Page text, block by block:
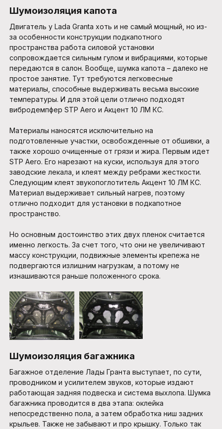
Шумоизоляция капота
Двигатель у Lada Granta хоть и не самый мощный, но из-
за особенности конструкции подкапотного
пространства работа силовой установки
сопровождается сильным гулом и вибрациями, которые
передаются в салон. Вообще, шумка капота – далеко не
простое занятие. Тут требуются легковесные
материалы, способные выдерживать весьма высокие
температуры. И для этой цели отлично подходят
вибродемпфер STP Aero и Акцент 10 ЛМ КС.
Материалы наносятся исключительно на
подготовленные участки, освобожденные от обшивки, а
также хорошо очищенные от грязи и жира. Первым идет
STP Aero. Его нарезают на куски, используя для этого
заводские лекала, и клеят между ребрами жесткости.
Следующим клеят звукопоглотитель Акцент 10 ЛМ КС.
Материал выдерживает сильный нагрев, поэтому
отлично подходит для установки в подкапотное
пространство.
Но основным достоинство этих двух пленок считается
именно легкость. За счет того, что они не увеличивают
массу конструкции, подвижные элементы крепежа не
подвергаются излишним нагрузкам, а потому не
изнашиваются раньше положенного срока.
Шумоизоляция багажника
Багажное отделение Лады Гранта выступает, по сути,
проводником и усилителем звуков, которые издают
работающая задняя подвеска и система выхлопа. Шумка
багажника проводится в два этапа: оклейка
непосредственно пола, а затем обработка ниш задних
крыльев. Также не забывают и про крышку. Только так